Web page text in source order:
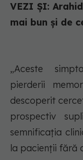
VEZI ȘI:
mai bun și de
„Aceste
pierderii
descoperit
prospectiv
semnificația
la pacienții fără